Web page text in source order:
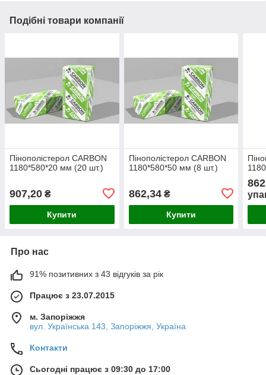
Подібні товари компанії
Пінополістерол CARBON
1180*580*20 мм (20 шт.)
907,20 ₴
Купити
Пінополістерол CARBON
1180*580*50 мм (8 шт.)
862,34₴
Купити
Про нас
91% позитивних з 43 відгуків за рік
Працює з 23.07.2015
м. Запоріжжя
вул. Українська 143, Запоріжжя, Україна
Контакти
Сьогодні працює з 09:30 до 17:00